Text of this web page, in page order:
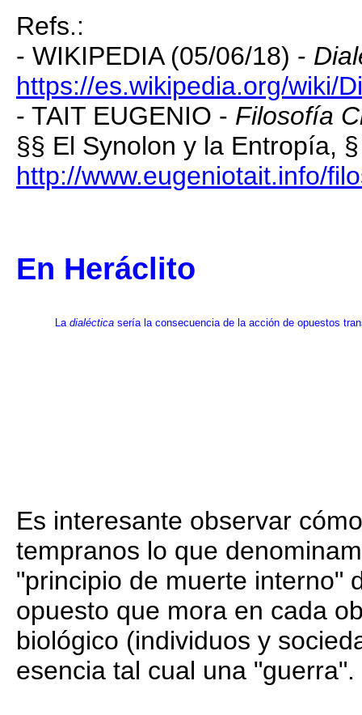
Refs.:
- WIKIPEDIA (05/06/18) -
https://es.wikipedia.org/wiki/
- TAIT EUGENIO - Filosofía
§§ El Synolon y la Entropía,
http://www.eugeniotait.info/
En Heráclito
La dialéctica sería la consecuencia de la acción de opuestos
Es interesante observar
tempranos lo que
"principio de muerte interno"
opuesto que mora en cada
biológico (individuos y
esencia tal cual una "guerra".